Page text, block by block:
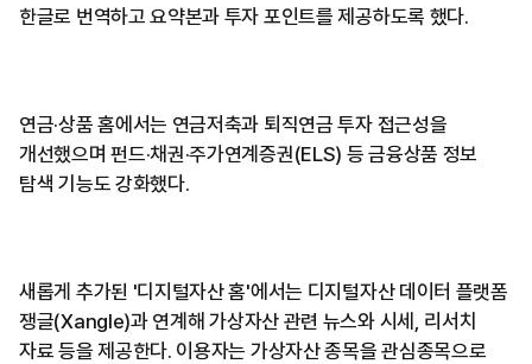
한글로 번역하고 요약본과 투자 포인트를 제공하도록 했다.
연금·상품 홈에서는 연금저축과 퇴직연금 투자 접근성을
개선했으며 펀드·채권·주가연계증권(ELS) 등 금융상품 정보
탐색 기능도 강화했다.
새롭게 추가된 '디지털자산 홈'에서는 디지털자산 데이터 플랫폼
쟁글(Xangle)과 연계해 가상자산 관련 뉴스와 시세, 리서치
자료 등을 제공한다. 이용자는 가상자산 종목을 관심종목으로